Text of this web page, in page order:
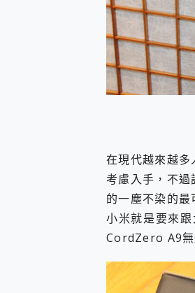
會
動
2
在現代越來越
考慮入手，不
的一塵不染的
小米就是要來
CordZero A9無